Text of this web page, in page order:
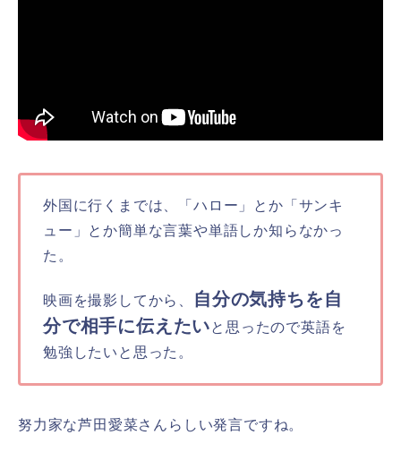
外国に行くまでは、「ハロー」とか「サンキ
ュー」とか簡単な言葉や単語しか知らなかっ
た。
映画を撮影してから、
自分の気持ちを自
分で相手に伝えたいと思ったので英語を
勉強したいと思った。
努力家な芦田愛菜さんらしい発言ですね。